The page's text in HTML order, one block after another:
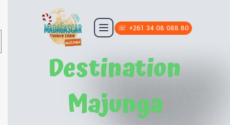
☏ +261 34 08 088 80
Destination
Majunga